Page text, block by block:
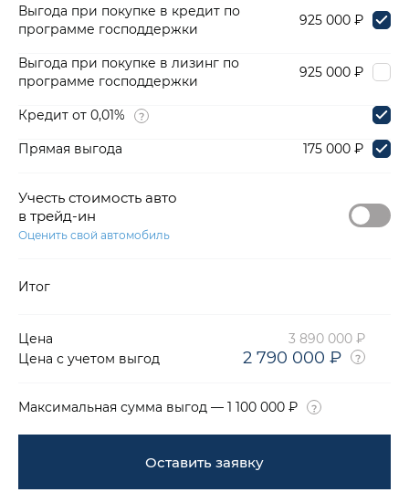
Выгода при покупке в кредит по
программе господдержки
925 000 ₽
Выгода при покупке в лизинг по
программе господдержки
925 000 ₽
Кредит от 0,01%
Прямая выгода
175 000 ₽
Учесть стоимость авто
в трейд-ин
Оценить свой автомобиль
Итог
Цена
3 890 000 ₽
Цена с учетом выгод
2 790 000 ₽
Максимальная сумма выгод — 1 100 000 ₽
Оставить заявку